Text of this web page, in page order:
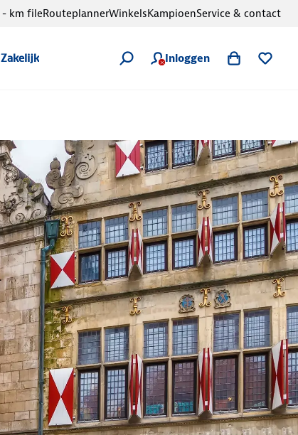
Zakelijk Inloggen
- km fileRouteplannerWinkelsKampioenService & contact